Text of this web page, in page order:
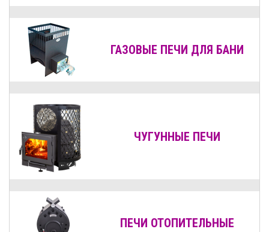
ГАЗОВЫЕ ПЕЧИ ДЛЯ БАНИ
ЧУГУННЫЕ ПЕЧИ
ПЕЧИ ОТОПИТЕЛЬНЫЕ